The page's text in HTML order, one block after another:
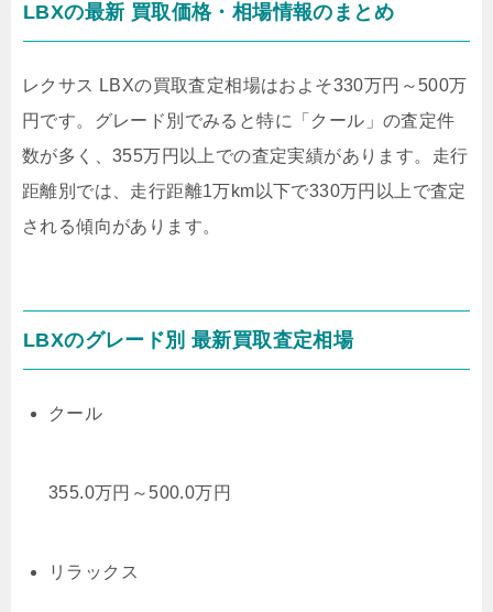
LBXの最新 買取価格・相場情報のまとめ
レクサス LBXの買取査定相場はおよそ330万円～500万
円 です。グレード別でみると特に 「クール」の査定件
数が多く、355万円以上での査定実績があります。走行
距離別では、走行距離1万km以下で330万円以上で査定
される傾向があります。
LBXのグレード別 最新買取査定相場
クール
355.0万円 ～ 500.0万円
リラックス